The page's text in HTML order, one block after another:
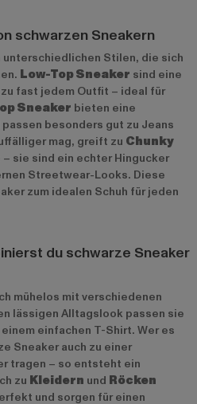
schwarzen Sneakern
Stilen, die sich
Low-Top Sneaker sind eine
fast jedem Outfit – ideal für
Sneaker bieten eine
besonders gut zu Jeans
mag, greift zu Chunky
sie sind ein echter Hingucker
Streetwear-Looks. Diese
zum idealen Schuh für jeden
du schwarze Sneaker
mühelos mit verschiedenen
lässigen Alltagslook passen sie
einem einfachen T-Shirt. Wer es
Sneaker auch zu einer
tragen – so entsteht ein
zu Kleidern und Röcken
und sorgen für einen